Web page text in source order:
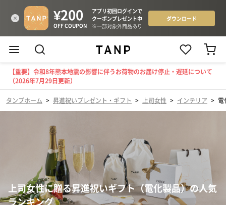
【重要】令和8年熊本地震の影響に伴うお荷物のお届け停止・遅延について
（2026年7月29日更新）
タンプホーム > 昇進祝いプレゼント・ギフト > 上司女性 > インテリア > 電
上司女性に贈る昇進祝いギフト（電化製品）の人気
ランキング